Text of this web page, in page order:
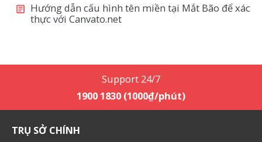
Hướng dẫn cấu hình tên miền tại Mắt Bão để xác
thực với Canvato.net
Support 24/7
1900 1830 (1000₫/phút)
TRỤ SỞ CHÍNH